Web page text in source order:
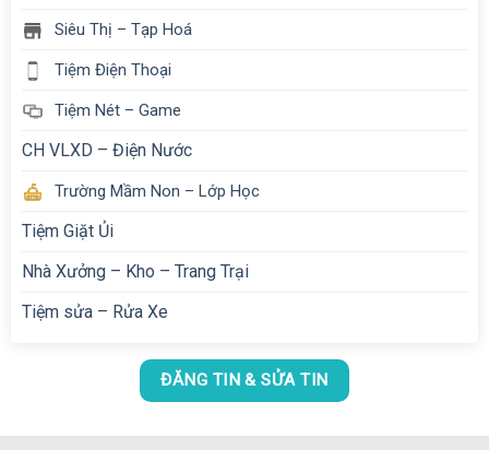
Siêu Thị – Tạp Hoá
Tiệm Điện Thoại
Tiệm Nét – Game
CH VLXD – Điện Nước
Trường Mầm Non – Lớp Học
Tiệm Giặt Ủi
Nhà Xưởng – Kho – Trang Trại
Tiệm sửa – Rửa Xe
ĐĂNG TIN & SỬA TIN